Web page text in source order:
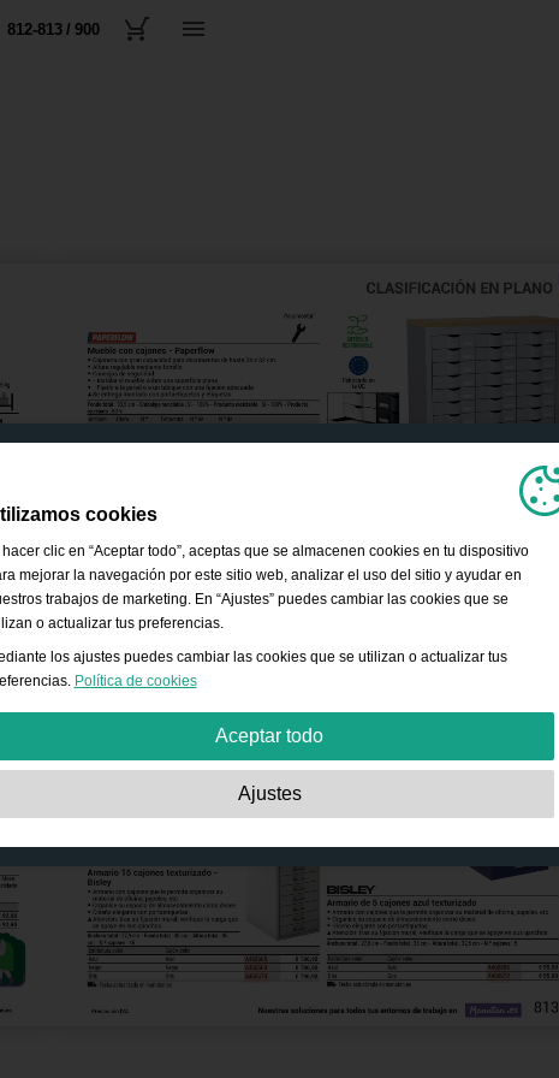
812-813 / 900
cookies
clic en “Aceptar todo”, aceptas que se almacenen cookies en tu dispositivo
mejorar la navegación por este sitio web, analizar el uso del sitio y ayudar en
trabajos de marketing. En “Ajustes” puedes cambiar las cookies que se
o actualizar tus preferencias.
los ajustes puedes cambiar las cookies que se utilizan o actualizar tus
Política de cookies
Aceptar todo
Estas cookies son esenciales para habilitar funciones
básicas como la navegación, la autorización de acceso a contenido seguro y
Rendimiento:Estas cookies nos permiten contar las visitas, las fuentes de tráfico y
la forma en que se utiliza el sitio web, lo cual se usa para mejorar su rendimiento.
Toda la información es agregada y por lo tanto anónima.
Funcionalidad:Estas cookies permiten que el sitio web ofrezca funciones
mejoradas y opciones de personalización. Por ejemplo, opciones de tamaño de
Ajustes